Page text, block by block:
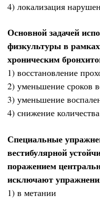
4) локализация
Основной задачей
физкультуры в
хроническим
1) восстановление
2) уменьшение сроков
3) уменьшение
4) снижение
Специальные
вестибулярной
поражением
исключают
1) в метании